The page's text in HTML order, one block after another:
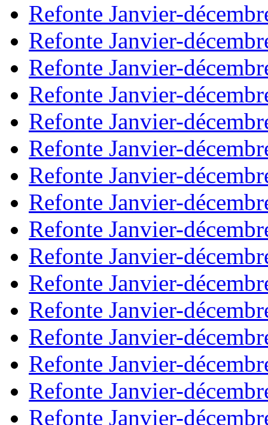
Refonte Janvier-
Refonte Janvier-
Refonte Janvier-
Refonte Janvier-
Refonte Janvier-
Refonte Janvier-
Refonte Janvier-
Refonte Janvier-
Refonte Janvier-
Refonte Janvier-
Refonte Janvier-
Refonte Janvier-
Refonte Janvier-
Refonte Janvier-
Refonte Janvier-
Refonte Janvier-